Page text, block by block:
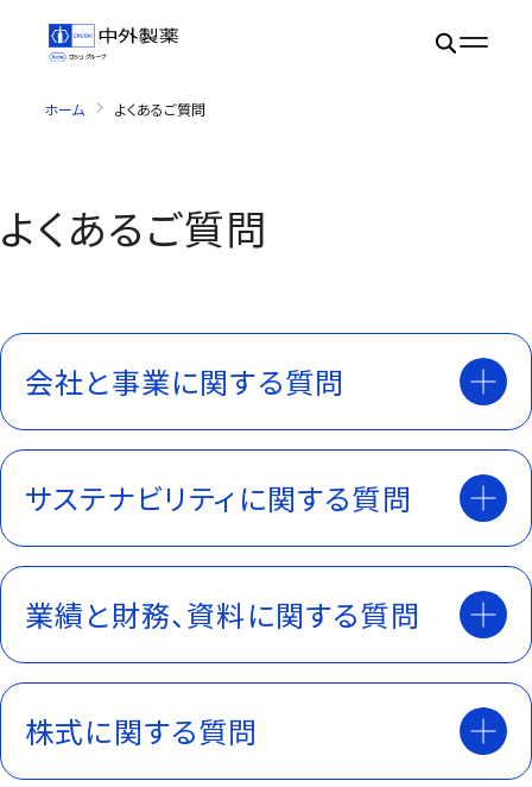
ホーム よくあるご質問
よくあるご質問
会社と事業に関する質問
サステナビリティに関する質問
業績と財務、資料に関する質問
株式に関する質問